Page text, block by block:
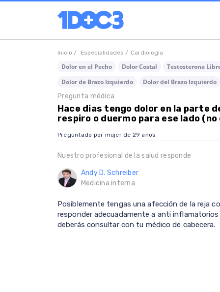
Inicio / Especialidades / Cardiología
Dolor en el Pecho Dolor Costal Testosterona
Dolor de Brazo Izquierdo
Dolor del Brazo Izquierdo
Pregunta médica
Hace dias tengo dolor en la parte
respiro o duermo para ese lado
Preguntado por mujer de 29 años
Nuestro profesional de la salud responde
Andy D. Schreiber
Medicina interna
Posiblemente tengas una afección de la reja
responder adecuadamente a anti
deberás consultar con tu médico de cabecera.